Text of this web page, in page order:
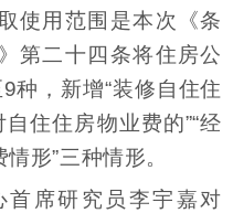
使用范围是本次《条
第二十四条将住房公
种，新增“装修自住住
住住房物业费的”“经
形”三种情形。
首席研究员李宇嘉对